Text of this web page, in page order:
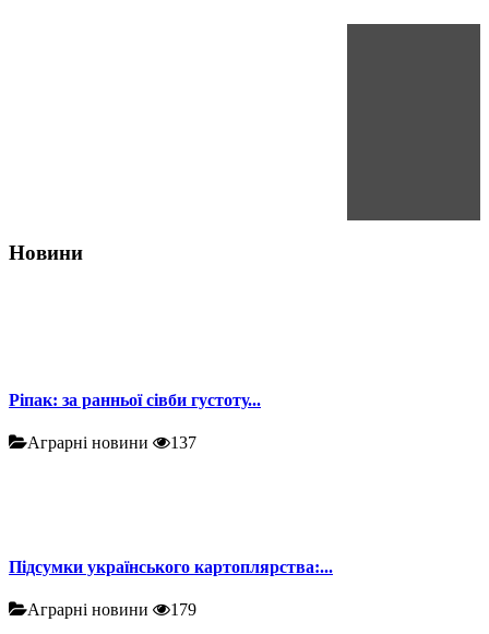
Новини
Ріпак: за ранньої сівби густоту...
Аграрні новини 137
Підсумки українського картоплярства:...
Аграрні новини 179